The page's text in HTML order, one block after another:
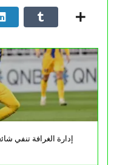
إدارة الغرافة تنفي